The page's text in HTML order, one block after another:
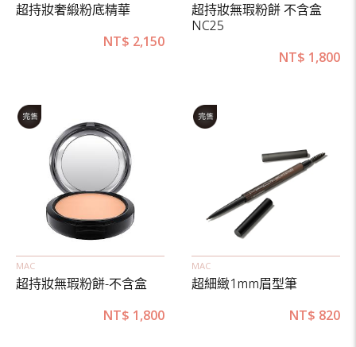
超持妝奢緞粉底精華
NT$ 2,150
超持妝無瑕粉餅 不含盒
NC25
NT$ 1,800
MAC
超持妝無瑕粉餅-不含盒
NT$ 1,800
MAC
超細緻1mm眉型筆
NT$ 820